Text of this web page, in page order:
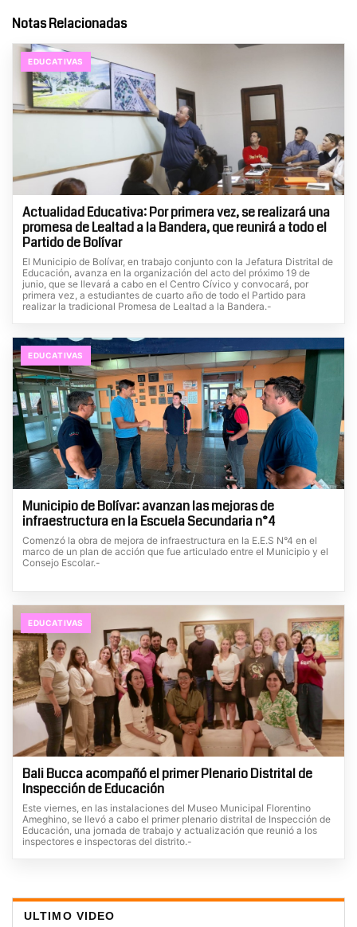
Notas Relacionadas
EDUCATIVAS
Actualidad Educativa: Por primera vez, se realizará una
promesa de Lealtad a la Bandera, que reunirá a todo el
Partido de Bolívar
El Municipio de Bolívar, en trabajo conjunto con la Jefatura Distrital de
Educación, avanza en la organización del acto del próximo 19 de
junio, que se llevará a cabo en el Centro Cívico y convocará, por
primera vez, a estudiantes de cuarto año de todo el Partido para
realizar la tradicional Promesa de Lealtad a la Bandera.-
EDUCATIVAS
Municipio de Bolívar: avanzan las mejoras de
infraestructura en la Escuela Secundaria n°4
Comenzó la obra de mejora de infraestructura en la E.E.S N°4 en el
marco de un plan de acción que fue articulado entre el Municipio y el
Consejo Escolar.-
EDUCATIVAS
Bali Bucca acompañó el primer Plenario Distrital de
Inspección de Educación
Este viernes, en las instalaciones del Museo Municipal Florentino
Ameghino, se llevó a cabo el primer plenario distrital de Inspección de
Educación, una jornada de trabajo y actualización que reunió a los
inspectores e inspectoras del distrito.-
ULTIMO VIDEO